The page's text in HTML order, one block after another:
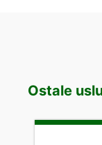
Ostale